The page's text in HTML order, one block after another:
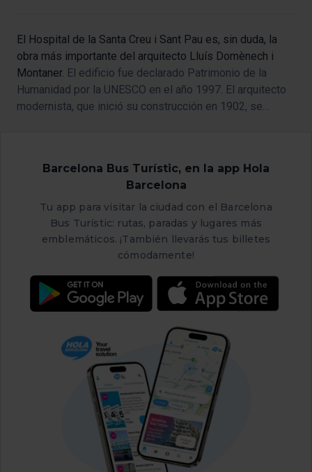
El Hospital de la Santa Creu i Sant Pau es, sin duda, la
obra más importante del arquitecto Lluís Domènech i
Montaner. El edificio fue declarado Patrimonio de la
Humanidad por la UNESCO en el año 1997. El arquitecto
modernista, que inició su construcción en 1902, se
sintieran enclaustrados. El resultado fue un conjunto de
pabellones de arquitectura y ornamentación modernista,
rodeados de jardines y conectados entre sí por una
trama de túneles subterráneos.
Barcelona Bus Turístic, en la app Hola
Barcelona
Tu app para visitar la ciudad con el Barcelona
Bus Turístic: rutas, paradas y lugares más
emblemáticos. ¡También llevarás tus billetes
cómodamente!